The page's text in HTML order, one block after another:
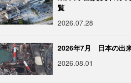
覧
2026.07.28
2026年7月 日本の出
2026.08.01